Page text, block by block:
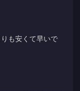
も安くて早いで